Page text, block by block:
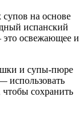
на основе
испанский
это освежающее и
и супы-пюре
использовать
сохранить